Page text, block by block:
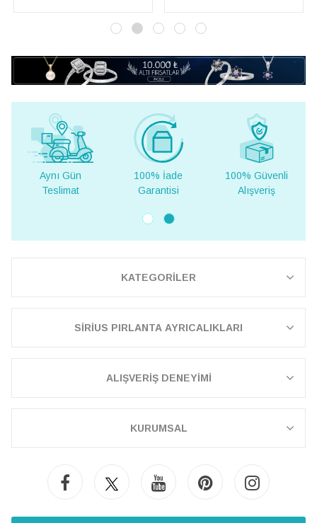
Aynı Gün
Teslimat
100% İade
Garantisi
100% Güvenli
Alışveriş
KATEGORİLER
SİRİUS PIRLANTA AYRICALIKLARI
ALIŞVERİŞ DENEYİMİ
KURUMSAL